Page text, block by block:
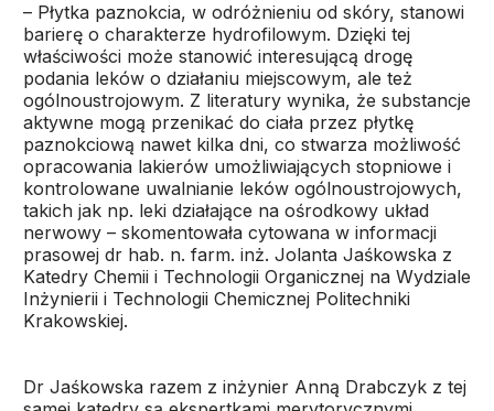
– Płytka paznokcia, w odróżnieniu od skóry, stanowi
barierę o charakterze hydrofilowym. Dzięki tej
właściwości może stanowić interesującą drogę
podania leków o działaniu miejscowym, ale też
ogólnoustrojowym. Z literatury wynika, że substancje
aktywne mogą przenikać do ciała przez płytkę
paznokciową nawet kilka dni, co stwarza możliwość
opracowania lakierów umożliwiających stopniowe i
kontrolowane uwalnianie leków ogólnoustrojowych,
takich jak np. leki działające na ośrodkowy układ
nerwowy – skomentowała cytowana w informacji
prasowej dr hab. n. farm. inż. Jolanta Jaśkowska z
Katedry Chemii i Technologii Organicznej na Wydziale
Inżynierii i Technologii Chemicznej Politechniki
Krakowskiej.
Dr Jaśkowska razem z inżynier Anną Drabczyk z tej